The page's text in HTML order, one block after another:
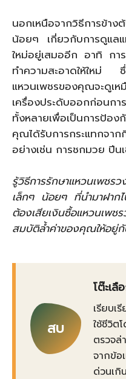
นอกเหนือจากวิธีการข้า
น้อยๆ เกี่ยวกับการดูแล
ใหม่อยู่เสมออีก อาทิ การ
ทำความสะอาดให้ใหม่ ซึ่
แหวนเพชรของคุณจะดู
เครื่องประดับออกก่อนก
ทั้งหลายเพื่อเป็นการป้อง
คุณได้รับการกระแทกจ
อย่างเช่น การชกมวย ปีน
รู้วิธีการรักษาแหวนเพชร
เล็กๆ น้อยๆ ที่นำมาฝาก
ต้องเสียเงินซื้อแหวนเ
สมบัติล้ำค่าของคุณให้อยู่
สบ
โต๊ะเ
เรียบเ
ใช้ชีวิต
ตรวจ
จากข้อ
ด่วนเกิ